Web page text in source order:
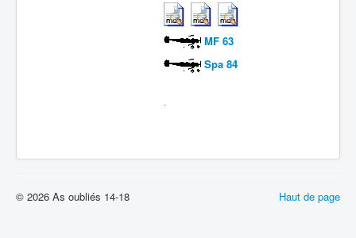
MF 63
Spa 84
Haut de page
© 2026 As oubliés 14-18